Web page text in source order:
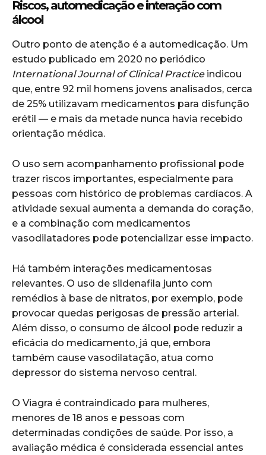
Riscos, automedicação e interação com
álcool
Outro ponto de atenção é a automedicação. Um
estudo publicado em 2020 no periódico
International Journal of Clinical Practiceindicou
que, entre 92 mil homens jovens analisados, cerca
de 25% utilizavam medicamentos para disfunção
erétil — e mais da metade nunca havia recebido
orientação médica.
O uso sem acompanhamento profissional pode
trazer riscos importantes, especialmente para
pessoas com histórico de problemas cardíacos. A
atividade sexual aumenta a demanda do coração,
e a combinação com medicamentos
vasodilatadores pode potencializar esse impacto.
Há também interações medicamentosas
relevantes. O uso de sildenafila junto com
remédios à base de nitratos, por exemplo, pode
provocar quedas perigosas de pressão arterial.
Além disso, o consumo de álcool pode reduzir a
eficácia do medicamento, já que, embora
também cause vasodilatação, atua como
depressor do sistema nervoso central.
O Viagra é contraindicado para mulheres,
menores de 18 anos e pessoas com
determinadas condições de saúde. Por isso, a
avaliação médica é considerada essencial antes